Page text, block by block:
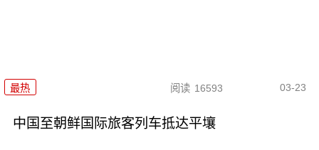
最热 阅读 16593 03-23
中国至朝鲜国际旅客列车抵达平壤